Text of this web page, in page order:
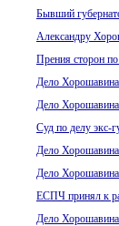
Бывший
Александру
Прения сторон
Дело
Дело
Суд по делу экс-
Дело
Дело
ЕСПЧ принял к
Дело